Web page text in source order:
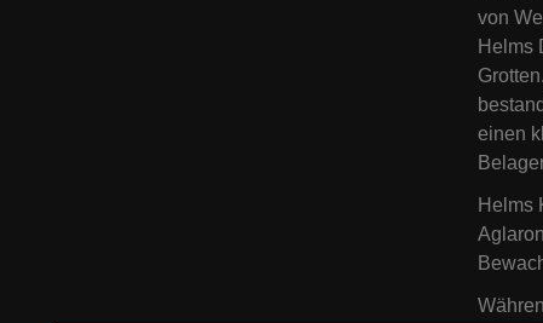
von
Helms
einen
Helms